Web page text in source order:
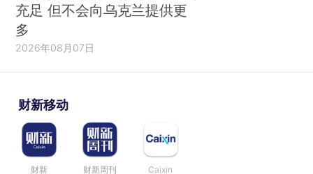
充足 但不会向乌克兰提供更
多
2026年08月07日
财新移动
财新 财新周刊 Caixin